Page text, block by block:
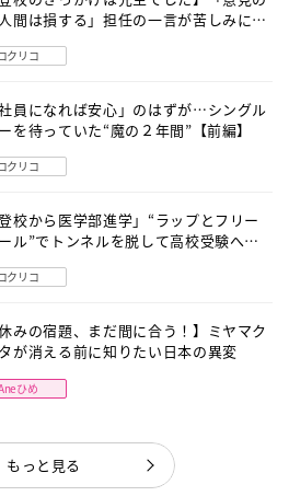
間は損する」担任の一言が苦しみに…
クリコ
社員になれば安心」のはずが…シングル
を待っていた“魔の２年間”【前編】
クリコ
登校から医学部進学」“ラップとフリー
ル”でトンネルを脱して高校受験へ
クリコ
休みの宿題、まだ間に合う！】ミヤマク
が消える前に知りたい日本の異変
ひめ
もっと見る